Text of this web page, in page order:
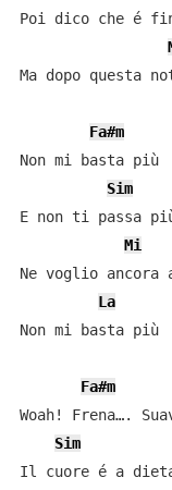
Poi dico che é
Ma dopo questa
Fa#m
Non mi basta più
Sim
E non ti passa
Mi
Ne voglio ancora
La
Non mi basta
Fa#m
Woah! Frena….
Sim
Il cuore é a